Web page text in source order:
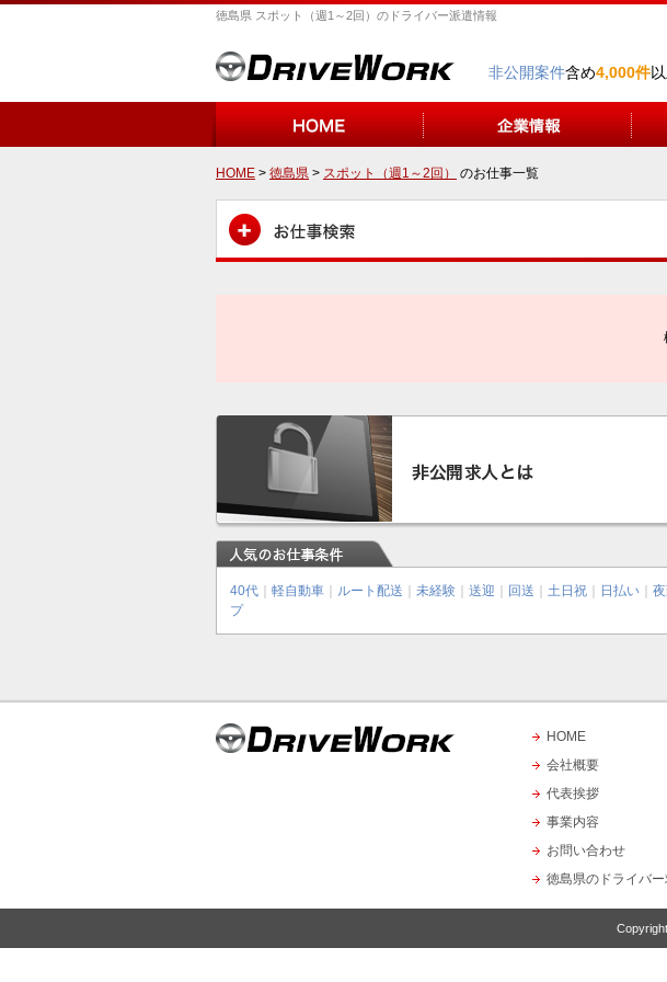
徳島県 スポット（週1～2回）のドライバー派遣情報
非公開案件含め4,000件
HOME > 徳島県 > スポット（週1～2回） のお仕事一覧
40代 軽自動車 ルート配送 未経験 送迎 回送 土日祝 日払い
プ
HOME
会社概要
代表挨拶
事業内容
お問い合わせ
徳島県のドライバ